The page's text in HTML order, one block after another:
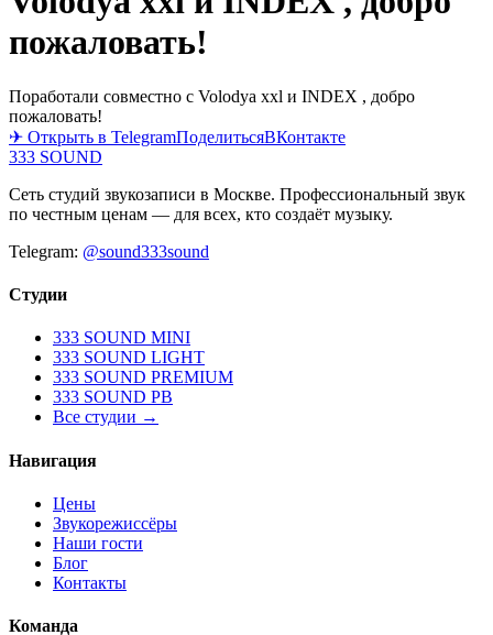
пожаловать!
Поработали совместно с Volodya xxl и INDEX , добро
пожаловать!
✈ Открыть в TelegramПоделитьсяВКонтакте
333 SOUND
Сеть студий звукозаписи в Москве. Профессиональный звук
по честным ценам — для всех, кто создаёт музыку.
Telegram: @sound333sound
Студии
333 SOUND MINI
333 SOUND LIGHT
333 SOUND PREMIUM
333 SOUND PB
Все студии →
Навигация
Цены
Звукорежиссёры
Наши гости
Блог
Контакты
Команда